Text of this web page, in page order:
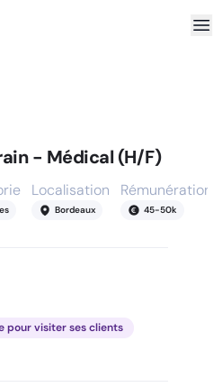
- Médical (H/F)
Localisation
Bordeaux
Rémunération
45-50k
pour visiter ses clients